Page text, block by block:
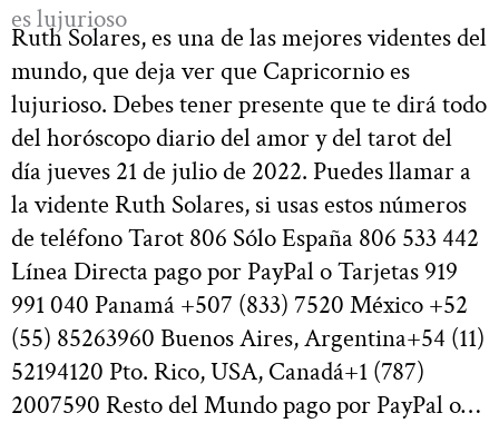
es lujurioso
Ruth Solares, es una de las mejores videntes del
mundo, que deja ver que Capricornio es
lujurioso. Debes tener presente que te dirá todo
del horóscopo diario del amor y del tarot del
día jueves 21 de julio de 2022. Puedes llamar a
la vidente Ruth Solares, si usas estos números
de teléfono Tarot 806 Sólo España 806 533 442
Línea Directa pago por PayPal o Tarjetas 919
991 040 Panamá +507 (833) 7520 México +52
(55) 85263960 Buenos Aires, Argentina+54 (11)
52194120 Pto. Rico, USA, Canadá+1 (787)
2007590 Resto del Mundo pago por PayPal o…